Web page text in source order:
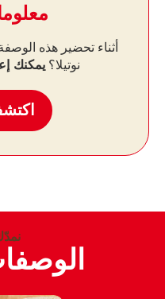
أثناء تحضير هذه
نوتيلا؟يمكنك